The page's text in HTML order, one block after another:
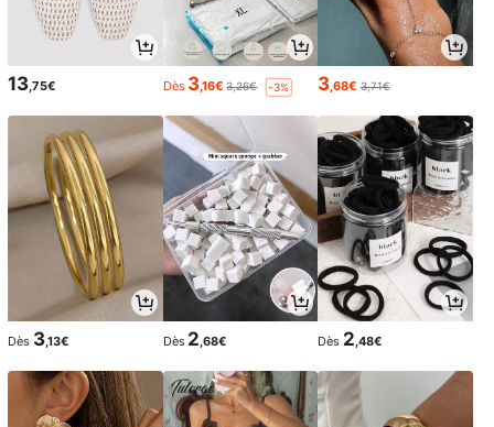
13,75€ Dès 3,16€ 3,26€ -3% 3,68€ 3,71€
Dès 3,13€ Dès 2,68€ Dès 2,48€